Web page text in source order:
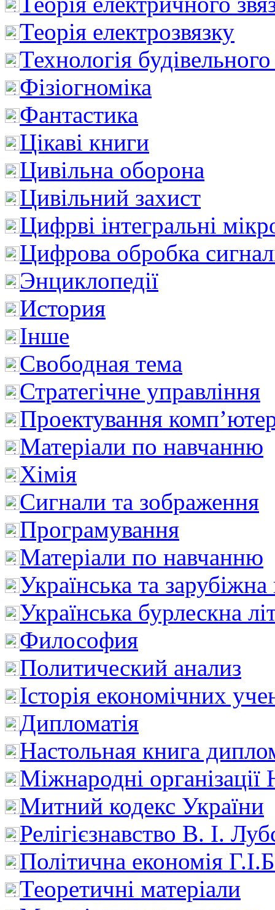
Теорія електрозвязку
Технологія
Фізіогноміка
Фантастика
Цікаві книги
Цивільна оборона
Цивільний захист
Цифрві інтегральні
Цифрова обробка
Энциклопедії
История
Інше
Свободная тема
Стратегічне управління
Проектування
Матеріали по навчанню
Хімія
Сигнали та зображення
Програмування
Матеріали по навчанню
Українська та зарубіжна
Українська бурлескна
Философия
Политический анализ
Історія економічних
Дипломатія
Настольная книга
Міжнародні
Митний кодекс України
Релігієзнавство В. І.
Політична економія
Теоретичні матеріали